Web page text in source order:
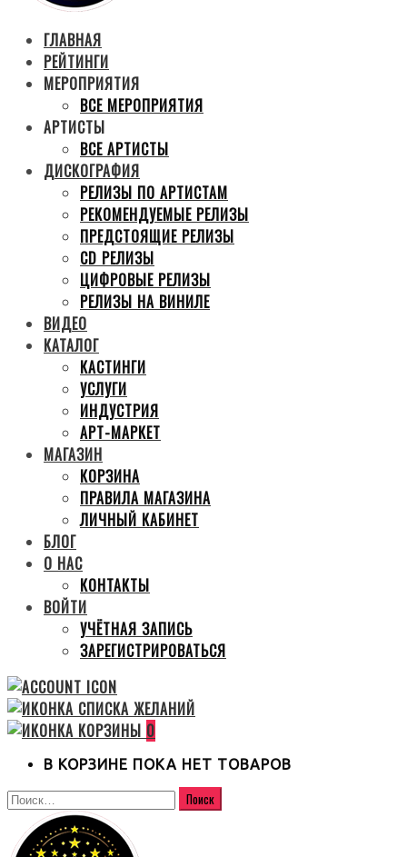
ГЛАВНАЯ
РЕЙТИНГИ
МЕРОПРИЯТИЯ
ВСЕ МЕРОПРИЯТИЯ
АРТИСТЫ
ВСЕ АРТИСТЫ
ДИСКОГРАФИЯ
РЕЛИЗЫ ПО АРТИСТАМ
РЕКОМЕНДУЕМЫЕ РЕЛИЗЫ
ПРЕДСТОЯЩИЕ РЕЛИЗЫ
CD РЕЛИЗЫ
ЦИФРОВЫЕ РЕЛИЗЫ
РЕЛИЗЫ НА ВИНИЛЕ
ВИДЕО
КАТАЛОГ
КАСТИНГИ
УСЛУГИ
ИНДУСТРИЯ
АРТ-МАРКЕТ
МАГАЗИН
КОРЗИНА
ПРАВИЛА МАГАЗИНА
ЛИЧНЫЙ КАБИНЕТ
БЛОГ
О НАС
КОНТАКТЫ
ВОЙТИ
УЧЁТНАЯ ЗАПИСЬ
ЗАРЕГИСТРИРОВАТЬСЯ
0
В КОРЗИНЕ ПОКА НЕТ ТОВАРОВ